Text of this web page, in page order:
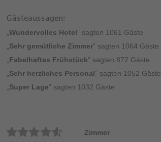
Gästeaussagen:
Wundervolles Hotel” sagten 1061 Gäste
Sehr gemütliche Zimmer” sagten 1064 Gäste
Fabelhaftes Frühstück” sagten 872 Gäste
Sehr herzliches Personal” sagten 1052 Gäste
Super Lage” sagten 1032 Gäste
Zimmer